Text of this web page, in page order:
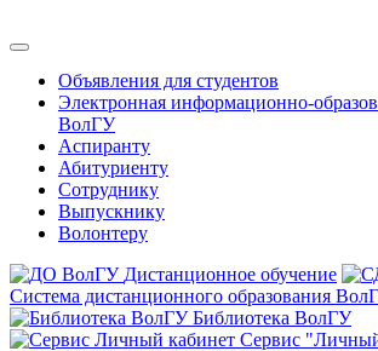
Объявления для студентов
Электронная информационно-
ВолГУ
Аспиранту
Абитуриенту
Сотруднику
Выпускнику
Волонтеру
Дистанционное обучение
Система дистанционного образования
Библиотека ВолГУ
Сервис